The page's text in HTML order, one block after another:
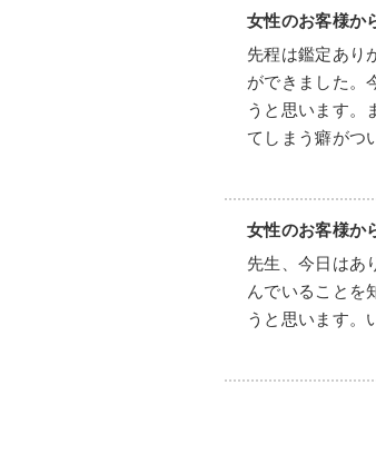
女性のお客様か
先程は鑑定あり
ができました。
うと思います。
てしまう癖がつ
女性のお客様か
先生、今日はあ
んでいることを
うと思います。